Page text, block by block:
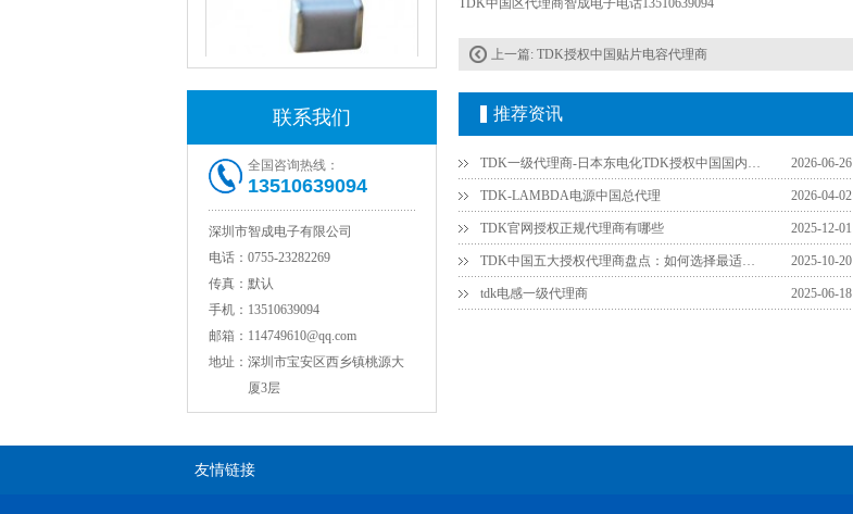
联系我们
全国咨询热线：
13510639094
深圳市智成电子有限公司
电话： 0755-23282269
传真： 默认
手机： 13510639094
邮箱： 114749610@qq.com
地址： 深圳市宝安区西乡镇桃源大
厦3层
TDK中国区代理商智成电子电话13510639094
上一篇: TDK授权中国贴片电容代理商
推荐资讯
TDK一级代理商-日本东电化TDK授权中国国内一级代理商官网查询方法 2026-06-26
TDK-LAMBDA电源中国总代理 2026-04-02
TDK官网授权正规代理商有哪些 2025-12-01
TDK中国五大授权代理商盘点：如何选择最适合您的供应链伙伴？ 2025-10-20
tdk电感一级代理商 2025-06-18
友情链接